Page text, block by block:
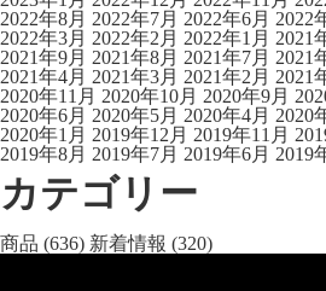
2022年8月 2022年7月 2022年6月 2022
2022年3月 2022年2月 2022年1月 2021
2021年9月 2021年8月 2021年7月 2021
2021年4月 2021年3月 2021年2月 2021
2020年11月 2020年10月 2020年9月
2020年6月 2020年5月 2020年4月 2020
2020年1月 2019年12月 2019年11月
2019年8月 2019年7月 2019年6月 2019
カテゴリー
商品 (636) 新着情報 (320)